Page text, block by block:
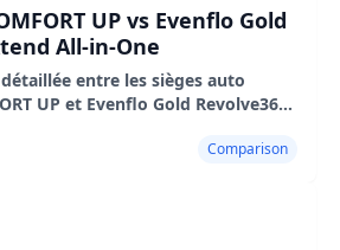
UP vs Evenflo Gold
All-in-One
entre les sièges auto
UP et Evenflo Gold Revolve360
Comparison